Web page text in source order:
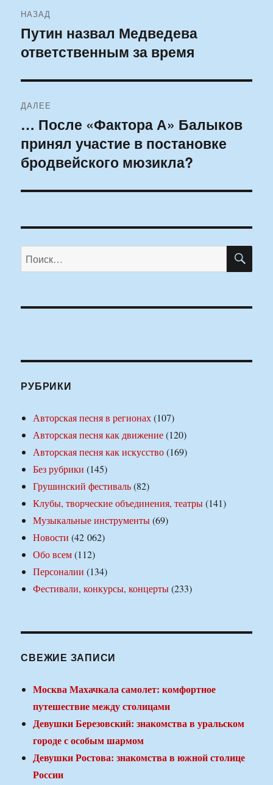
по
записям
НАЗАД
Предыдущая
запись:
Путин назвал Медведева
ответственным за время
ДАЛЕЕ
Следующая
запись:
… После «Фактора А» Балыков
принял участие в постановке
бродвейского мюзикла?
Искать:
РУБРИКИ
Авторская песня в регионах(107)
Авторская песня как движение(120)
Авторская песня как искусство(169)
Без рубрики (145)
Грушинский фестиваль(82)
Клубы, творческие объединения, театры(141)
Музыкальные инструменты(69)
Новости (42 062)
Обо всем(112)
Персоналии (134)
Фестивали, конкурсы, концерты(233)
СВЕЖИЕ ЗАПИСИ
Москва Махачкала самолет: комфортное
путешествие между столицами
Девушки Березовский: знакомства в уральском
городе с особым шармом
Девушки Ростова: знакомства в южной столице
России